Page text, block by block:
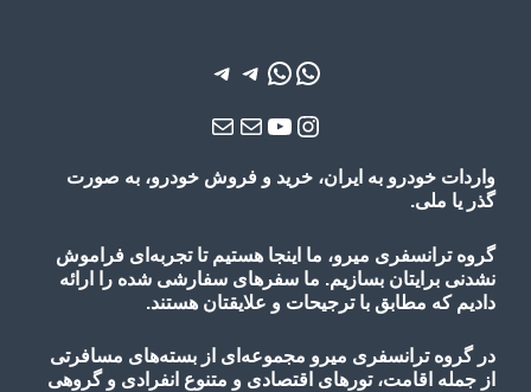
واتس‌اپ
واتس‌اپ
تلگرامتلگرام
اینستاگرم
یوتیوب
ایمیلایمیل
واردات خودرو به ایران، خرید و فروش خودرو، به صورت
گذر یا ملی.
گروه ترانسفری میرو، ما اینجا هستیم تا تجربه‌ای فراموش
نشدنی برایتان بسازیم. ما سفرهای سفارشی شده را ارائه
دادیم که مطابق با ترجیحات و علایقتان هستند.
در گروه ترانسفری میرو مجموعه‌ای از بسته‌های مسافرتی
از جمله اقامت، تورهای اقتصادی و متنوع انفرادی و گروهی